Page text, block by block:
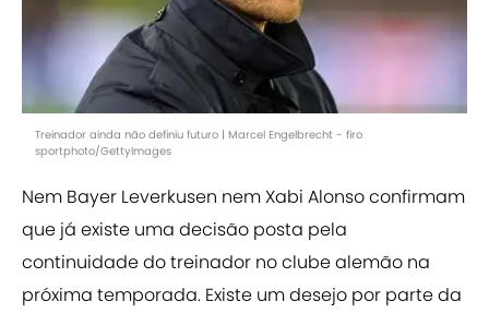
Treinador ainda não definiu futuro | Marcel Engelbrecht - firo
sportphoto/GettyImages
Nem Bayer Leverkusen nem Xabi Alonso confirmam
que já existe uma decisão posta pela
continuidade do treinador no clube alemão na
próxima temporada. Existe um desejo por parte da